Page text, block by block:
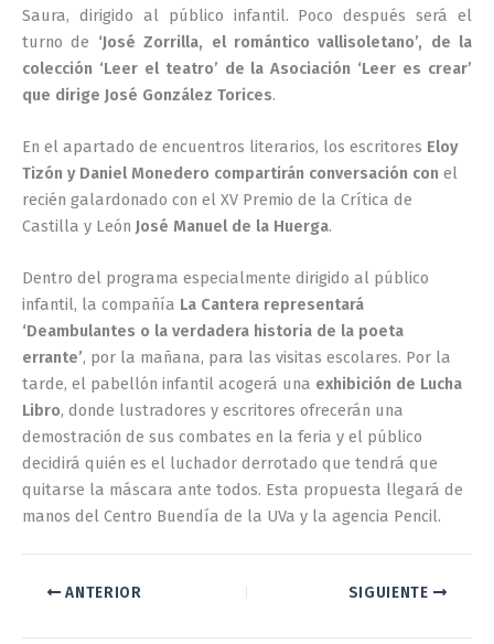
Saura, dirigido al público infantil. Poco después será el
turno de ‘José Zorrilla, el romántico vallisoletano’, de la
colección ‘Leer el teatro’ de la Asociación ‘Leer es crear’
que dirige José González Torices.
En el apartado de encuentros literarios, los escritores Eloy
Tizón y Daniel Monedero compartirán conversación con el
recién galardonado con el XV Premio de la Crítica de
Castilla y León José Manuel de la Huerga.
Dentro del programa especialmente dirigido al público
infantil, la compañía La Cantera representará
‘Deambulantes o la verdadera historia de la poeta
errante’, por la mañana, para las visitas escolares. Por la
tarde, el pabellón infantil acogerá una exhibición de Lucha
Libro, donde lustradores y escritores ofrecerán una
demostración de sus combates en la feria y el público
decidirá quién es el luchador derrotado que tendrá que
quitarse la máscara ante todos. Esta propuesta llegará de
manos del Centro Buendía de la UVa y la agencia Pencil.
ANTERIOR SIGUIENTE